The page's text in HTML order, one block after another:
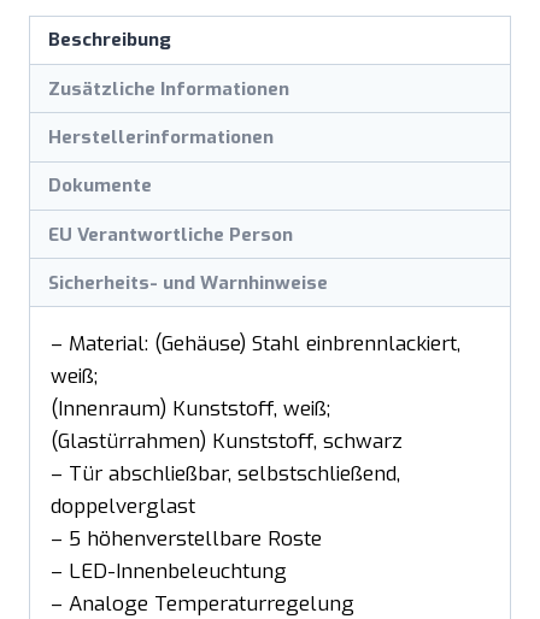
Beschreibung
Zusätzliche Informationen
Herstellerinformationen
Dokumente
EU Verantwortliche Person
Sicherheits- und Warnhinweise
– Material: (Gehäuse) Stahl einbrennlackiert,
weiß;
(Innenraum) Kunststoff, weiß;
(Glastürrahmen) Kunststoff, schwarz
– Tür abschließbar, selbstschließend,
doppelverglast
– 5 höhenverstellbare Roste
– LED-Innenbeleuchtung
– Analoge Temperaturregelung